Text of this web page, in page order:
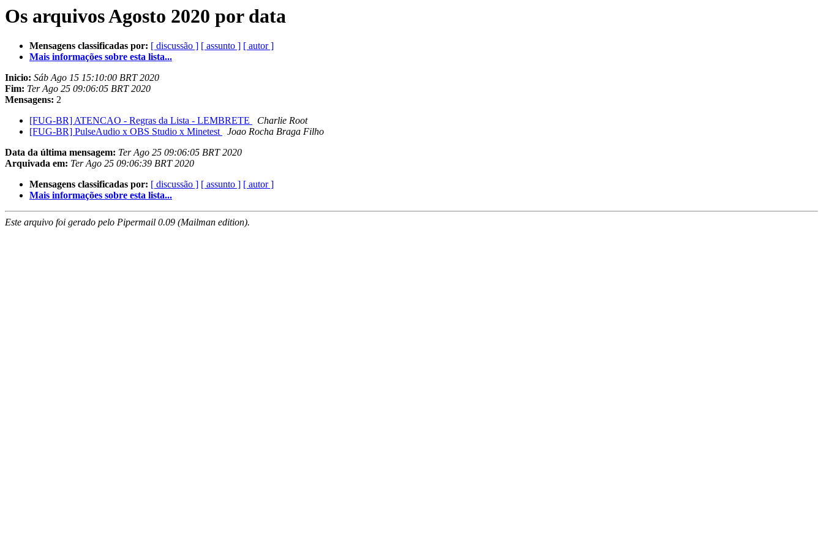
Os arquivos Agosto 2020 por data
Mensagens classificadas por: [ discussão ] [ assunto ] [ autor ]
Mais informações sobre esta lista...
Inicio: Sáb Ago 15 15:10:00 BRT 2020
Fim: Ter Ago 25 09:06:05 BRT 2020
Mensagens: 2
[FUG-BR] ATENCAO - Regras da Lista - LEMBRETE
Charlie Root
[FUG-BR] PulseAudio x OBS Studio x Minetest
Joao Rocha Braga Filho
Data da última mensagem: Ter Ago 25 09:06:05 BRT 2020
Arquivada em: Ter Ago 25 09:06:39 BRT 2020
Mensagens classificadas por: [ discussão ] [ assunto ] [ autor ]
Mais informações sobre esta lista...
Este arquivo foi gerado pelo Pipermail 0.09 (Mailman edition).